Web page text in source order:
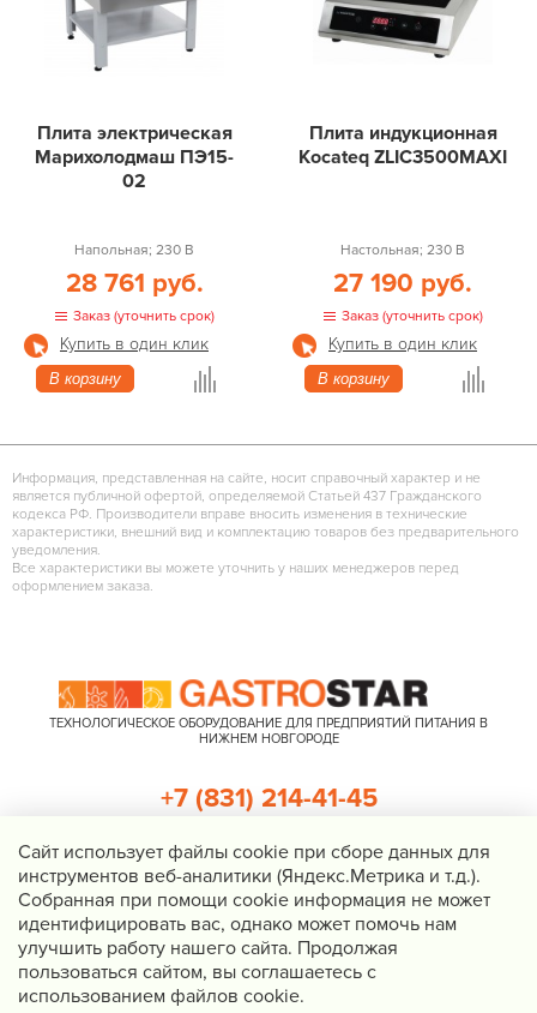
Плита электрическая
Марихолодмаш ПЭ15-
02
Напольная; 230 В
28 761 руб.
Заказ (уточнить срок)
Купить в один клик
В корзину
Плита индукционная
Kocateq ZLIC3500MAXI
Настольная; 230 В
27 190 руб.
Заказ (уточнить срок)
Купить в один клик
В корзину
Информация, представленная на сайте, носит справочный характер и не
является публичной офертой, определяемой Статьей 437 Гражданского
кодекса РФ. Производители вправе вносить изменения в технические
характеристики, внешний вид и комплектацию товаров без предварительного
уведомления.
Все характеристики вы можете уточнить у наших менеджеров перед
оформлением заказа.
ТЕХНОЛОГИЧЕСКОЕ ОБОРУДОВАНИЕ ДЛЯ ПРЕДПРИЯТИЙ ПИТАНИЯ В
НИЖНЕМ НОВГОРОДЕ
Нижний Новгород, Казанское шоссе, д. 4, корп. 3, пом. 1
info@gastrostar.ru
Политика конфиденциальности
+7 (831) 214-41-45
Перезвоните мне
Cайт использует файлы cookie при сборе данных для
инструментов веб-аналитики (Яндекс.Метрика и т.д.).
Собранная при помощи cookie информация не может
идентифицировать вас, однако может помочь нам
улучшить работу нашего сайта. Продолжая
пользоваться сайтом, вы соглашаетесь с
использованием файлов cookie.